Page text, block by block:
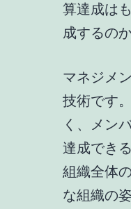
算達成は
成するの
マネジメ
技術です
く、メン
達成でき
組織全体
な組織の